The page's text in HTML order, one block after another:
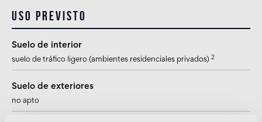
Uso previsto
Suelo de interior
suelo de tráfico ligero (ambientes residenciales privados) 2
Suelo de exteriores
no apto